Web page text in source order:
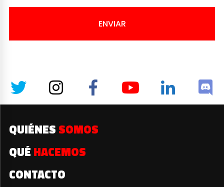
ENVIAR
QUIÉNES SOMOS
QUÉ HACEMOS
CONTACTO